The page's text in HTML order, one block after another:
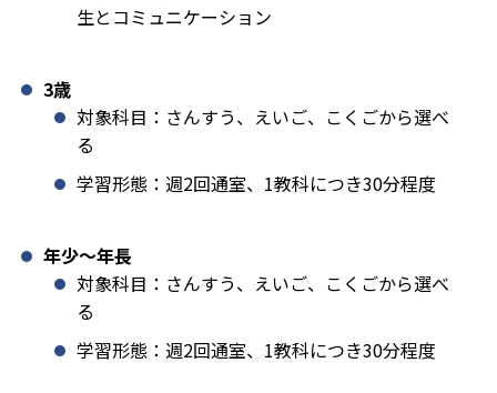
生とコミュニケーション
3歳
対象科目：さんすう、えいご、こくごから選べ
る
学習形態：週2回通室、1教科につき30分程度
年少〜年長
対象科目：さんすう、えいご、こくごから選べ
る
学習形態：週2回通室、1教科につき30分程度